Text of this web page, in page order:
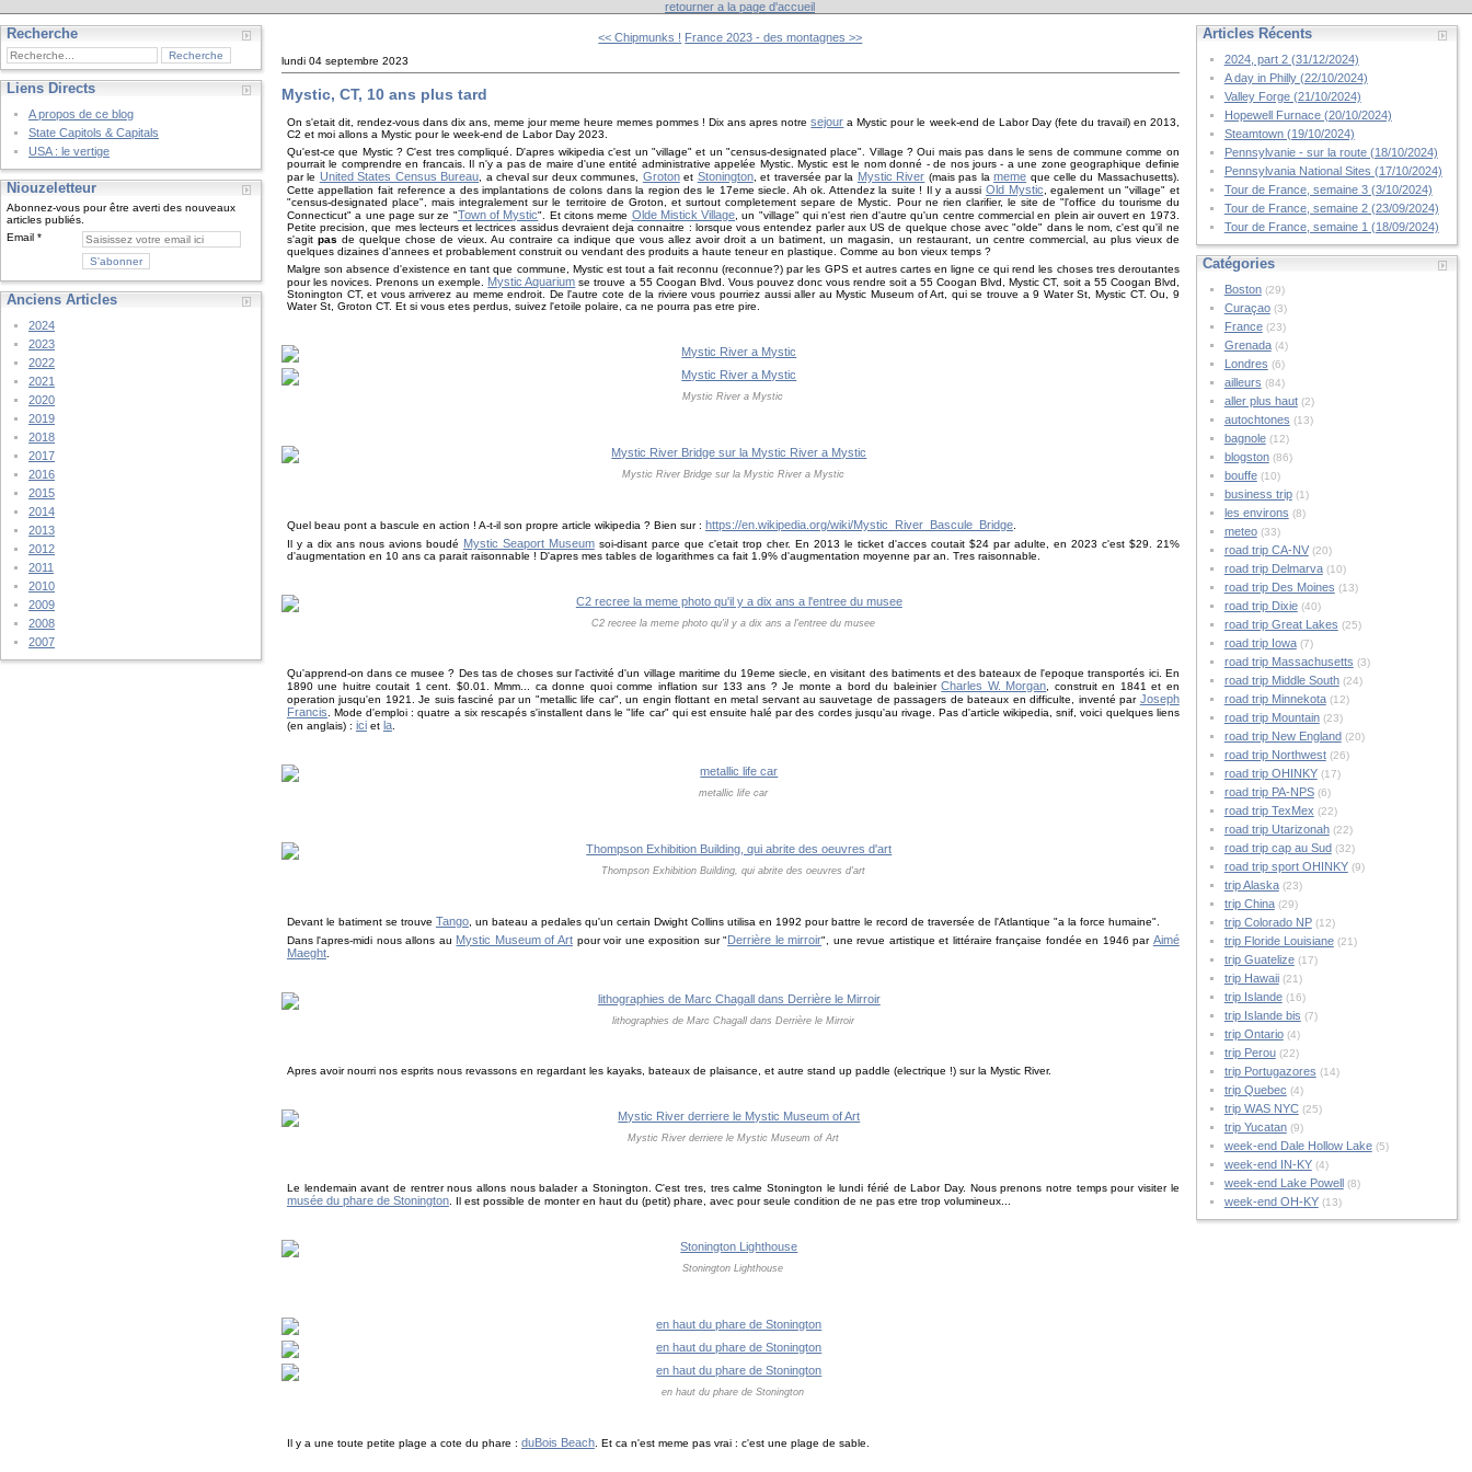
retourner a la page d'accueil
Recherche
Liens Directs
A propos de ce blog
State Capitols & Capitals
USA : le vertige
Niouzeletteur
Abonnez-vous pour être averti des nouveaux
articles publiés.
Email
Anciens Articles
2024
2023
2022
2021
2020
2019
2018
2017
2016
2015
2014
2013
2012
2011
2010
2009
2008
2007
<< Chipmunks ! France 2023 - des montagnes >>
lundi 04 septembre 2023
Mystic, CT, 10 ans plus tard
On s'etait dit, rendez-vous dans dix ans, meme jour meme heure memes pommes ! Dix ans apres notresejour a Mystic pour le week-end de Labor Day (fete du travail) en 2013,
C2 et moi allons a Mystic pour le week-end de Labor Day 2023.
Qu'est-ce que Mystic ? C'est tres compliqué. D'apres wikipedia c'est un "village" et un "census-designated place". Village ? Oui mais pas dans le sens de commune comme on
pourrait le comprendre en francais. Il n'y a pas de maire d'une entité administrative appelée Mystic. Mystic est le nom donné - de nos jours - a une zone geographique definie
par le United States Census Bureau , a cheval sur deux communes, Grotonet Stonington, et traversée par la Mystic River (mais pas lameme que celle du Massachusetts).
Cette appellation fait reference a des implantations de colons dans la region des le 17eme siecle. Ah ok. Attendez la suite ! Il y a aussiOld Mystic , egalement un "village" et
"census-designated place", mais integralement sur le territoire de Groton, et surtout completement separe de Mystic. Pour ne rien clarifier, le site de "l'office du tourisme du
Connecticut" a une page sur ze "Town of Mystic". Et citons meme Olde Mistick Village , un "village" qui n'est rien d'autre qu'un centre commercial en plein air ouvert en 1973.
Petite precision, que mes lecteurs et lectrices assidus devraient deja connaitre : lorsque vous entendez parler aux US de quelque chose avec "olde" dans le nom, c'est qu'il ne
s'agit pas de quelque chose de vieux. Au contraire ca indique que vous allez avoir droit a un batiment, un magasin, un restaurant, un centre commercial, au plus vieux de
quelques dizaines d'annees et probablement construit ou vendant des produits a haute teneur en plastique. Comme au bon vieux temps ?
Malgre son absence d'existence en tant que commune, Mystic est tout a fait reconnu (reconnue?) par les GPS et autres cartes en ligne ce qui rend les choses tres deroutantes
pour les novices. Prenons un exemple. Mystic Aquarium se trouve a 55 Coogan Blvd. Vous pouvez donc vous rendre soit a 55 Coogan Blvd, Mystic CT, soit a 55 Coogan Blvd,
Stonington CT, et vous arriverez au meme endroit. De l'autre cote de la riviere vous pourriez aussi aller au Mystic Museum of Art, qui se trouve a 9 Water St, Mystic CT. Ou, 9
Water St, Groton CT. Et si vous etes perdus, suivez l'etoile polaire, ca ne pourra pas etre pire.
Mystic River a Mystic
Mystic River Bridge sur la Mystic River a Mystic
Quel beau pont a bascule en action ! A-t-il son propre article wikipedia ? Bien sur : https://en.wikipedia.org/wiki/Mystic_River_Bascule_Bridge.
Il y a dix ans nous avions boudé Mystic Seaport Museumsoi-disant parce que c'etait trop cher. En 2013 le ticket d'acces coutait $24 par adulte, en 2023 c'est $29. 21%
d'augmentation en 10 ans ca parait raisonnable ! D'apres mes tables de logarithmes ca fait 1.9% d'augmentation moyenne par an. Tres raisonnable.
C2 recree la meme photo qu'il y a dix ans a l'entree du musee
Qu'apprend-on dans ce musee ? Des tas de choses sur l'activité d'un village maritime du 19eme siecle, en visitant des batiments et des bateaux de l'epoque transportés ici. En
1890 une huitre coutait 1 cent. $0.01. Mmm... ca donne quoi comme inflation sur 133 ans ? Je monte a bord du baleinierCharles W. Morgan , construit en 1841 et en
operation jusqu'en 1921. Je suis fasciné par un "metallic life car", un engin flottant en metal servant au sauvetage de passagers de bateaux en difficulte, inventé par Joseph
Francis . Mode d'emploi : quatre a six rescapés s'installent dans le "life car" qui est ensuite halé par des cordes jusqu'au rivage. Pas d'article wikipedia, snif, voici quelques liens
(en anglais) : iciet la.
metallic life car
Thompson Exhibition Building, qui abrite des oeuvres d'art
Devant le batiment se trouve Tango, un bateau a pedales qu'un certain Dwight Collins utilisa en 1992 pour battre le record de traversée de l'Atlantique "a la force humaine".
Dans l'apres-midi nous allons au Mystic Museum of Art pour voir une exposition sur "Derrière le mirroir", une revue artistique et littéraire française fondée en 1946 par Aimé
Maeght.
lithographies de Marc Chagall dans Derrière le Mirroir
Apres avoir nourri nos esprits nous revassons en regardant les kayaks, bateaux de plaisance, et autre stand up paddle (electrique !) sur la Mystic River.
Mystic River derriere le Mystic Museum of Art
Le lendemain avant de rentrer nous allons nous balader a Stonington. C'est tres, tres calme Stonington le lundi férié de Labor Day. Nous prenons notre temps pour visiter le
musée du phare de Stonington. Il est possible de monter en haut du (petit) phare, avec pour seule condition de ne pas etre trop volumineux...
Stonington Lighthouse
en haut du phare de Stonington
Il y a une toute petite plage a cote du phare : duBois Beach. Et ca n'est meme pas vrai : c'est une plage de sable.
Articles Récents
2024, part 2 (31/12/2024)
A day in Philly (22/10/2024)
Valley Forge (21/10/2024)
Hopewell Furnace (20/10/2024)
Steamtown (19/10/2024)
Pennsylvanie - sur la route (18/10/2024)
Pennsylvania National Sites (17/10/2024)
Tour de France, semaine 3 (3/10/2024)
Tour de France, semaine 2 (23/09/2024)
Tour de France, semaine 1 (18/09/2024)
Catégories
Boston(29)
Curaçao(3)
France(23)
Grenada(4)
Londres (6)
ailleurs (84)
aller plus haut(2)
autochtones (13)
bagnole(12)
blogston(86)
bouffe(10)
business trip(1)
les environs (8)
meteo(33)
road trip CA-NV(20)
road trip Delmarva(10)
road trip Des Moines (13)
road trip Dixie(40)
road trip Great Lakes (25)
road trip Iowa(7)
road trip Massachusetts (3)
road trip Middle South(24)
road trip Minnekota(12)
road trip Mountain(23)
road trip New England (20)
road trip Northwest(26)
road trip OHINKY(17)
road trip PA-NPS(6)
road trip TexMex (22)
road trip Utarizonah(22)
road trip cap au Sud (32)
road trip sport OHINKY(9)
trip Alaska(23)
trip China(29)
trip Colorado NP(12)
trip Floride Louisiane(21)
trip Guatelize(17)
trip Hawaii(21)
trip Islande(16)
trip Islande bis (7)
trip Ontario(4)
trip Perou(22)
trip Portugazores (14)
trip Quebec (4)
trip WAS NYC(25)
trip Yucatan(9)
week-end Dale Hollow Lake(5)
week-end IN-KY(4)
week-end Lake Powell (8)
week-end OH-KY(13)